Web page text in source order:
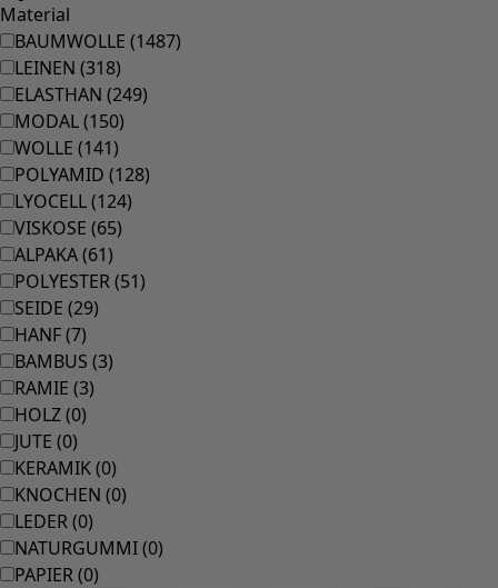
Material
BAUMWOLLE (1487)
LEINEN (318)
ELASTHAN (249)
MODAL(150)
WOLLE (141)
POLYAMID (128)
LYOCELL(124)
VISKOSE (65)
ALPAKA(61)
POLYESTER(51)
SEIDE (29)
HANF(7)
BAMBUS (3)
RAMIE (3)
HOLZ(0)
JUTE (0)
KERAMIK(0)
KNOCHEN (0)
LEDER(0)
NATURGUMMI(0)
PAPIER(0)